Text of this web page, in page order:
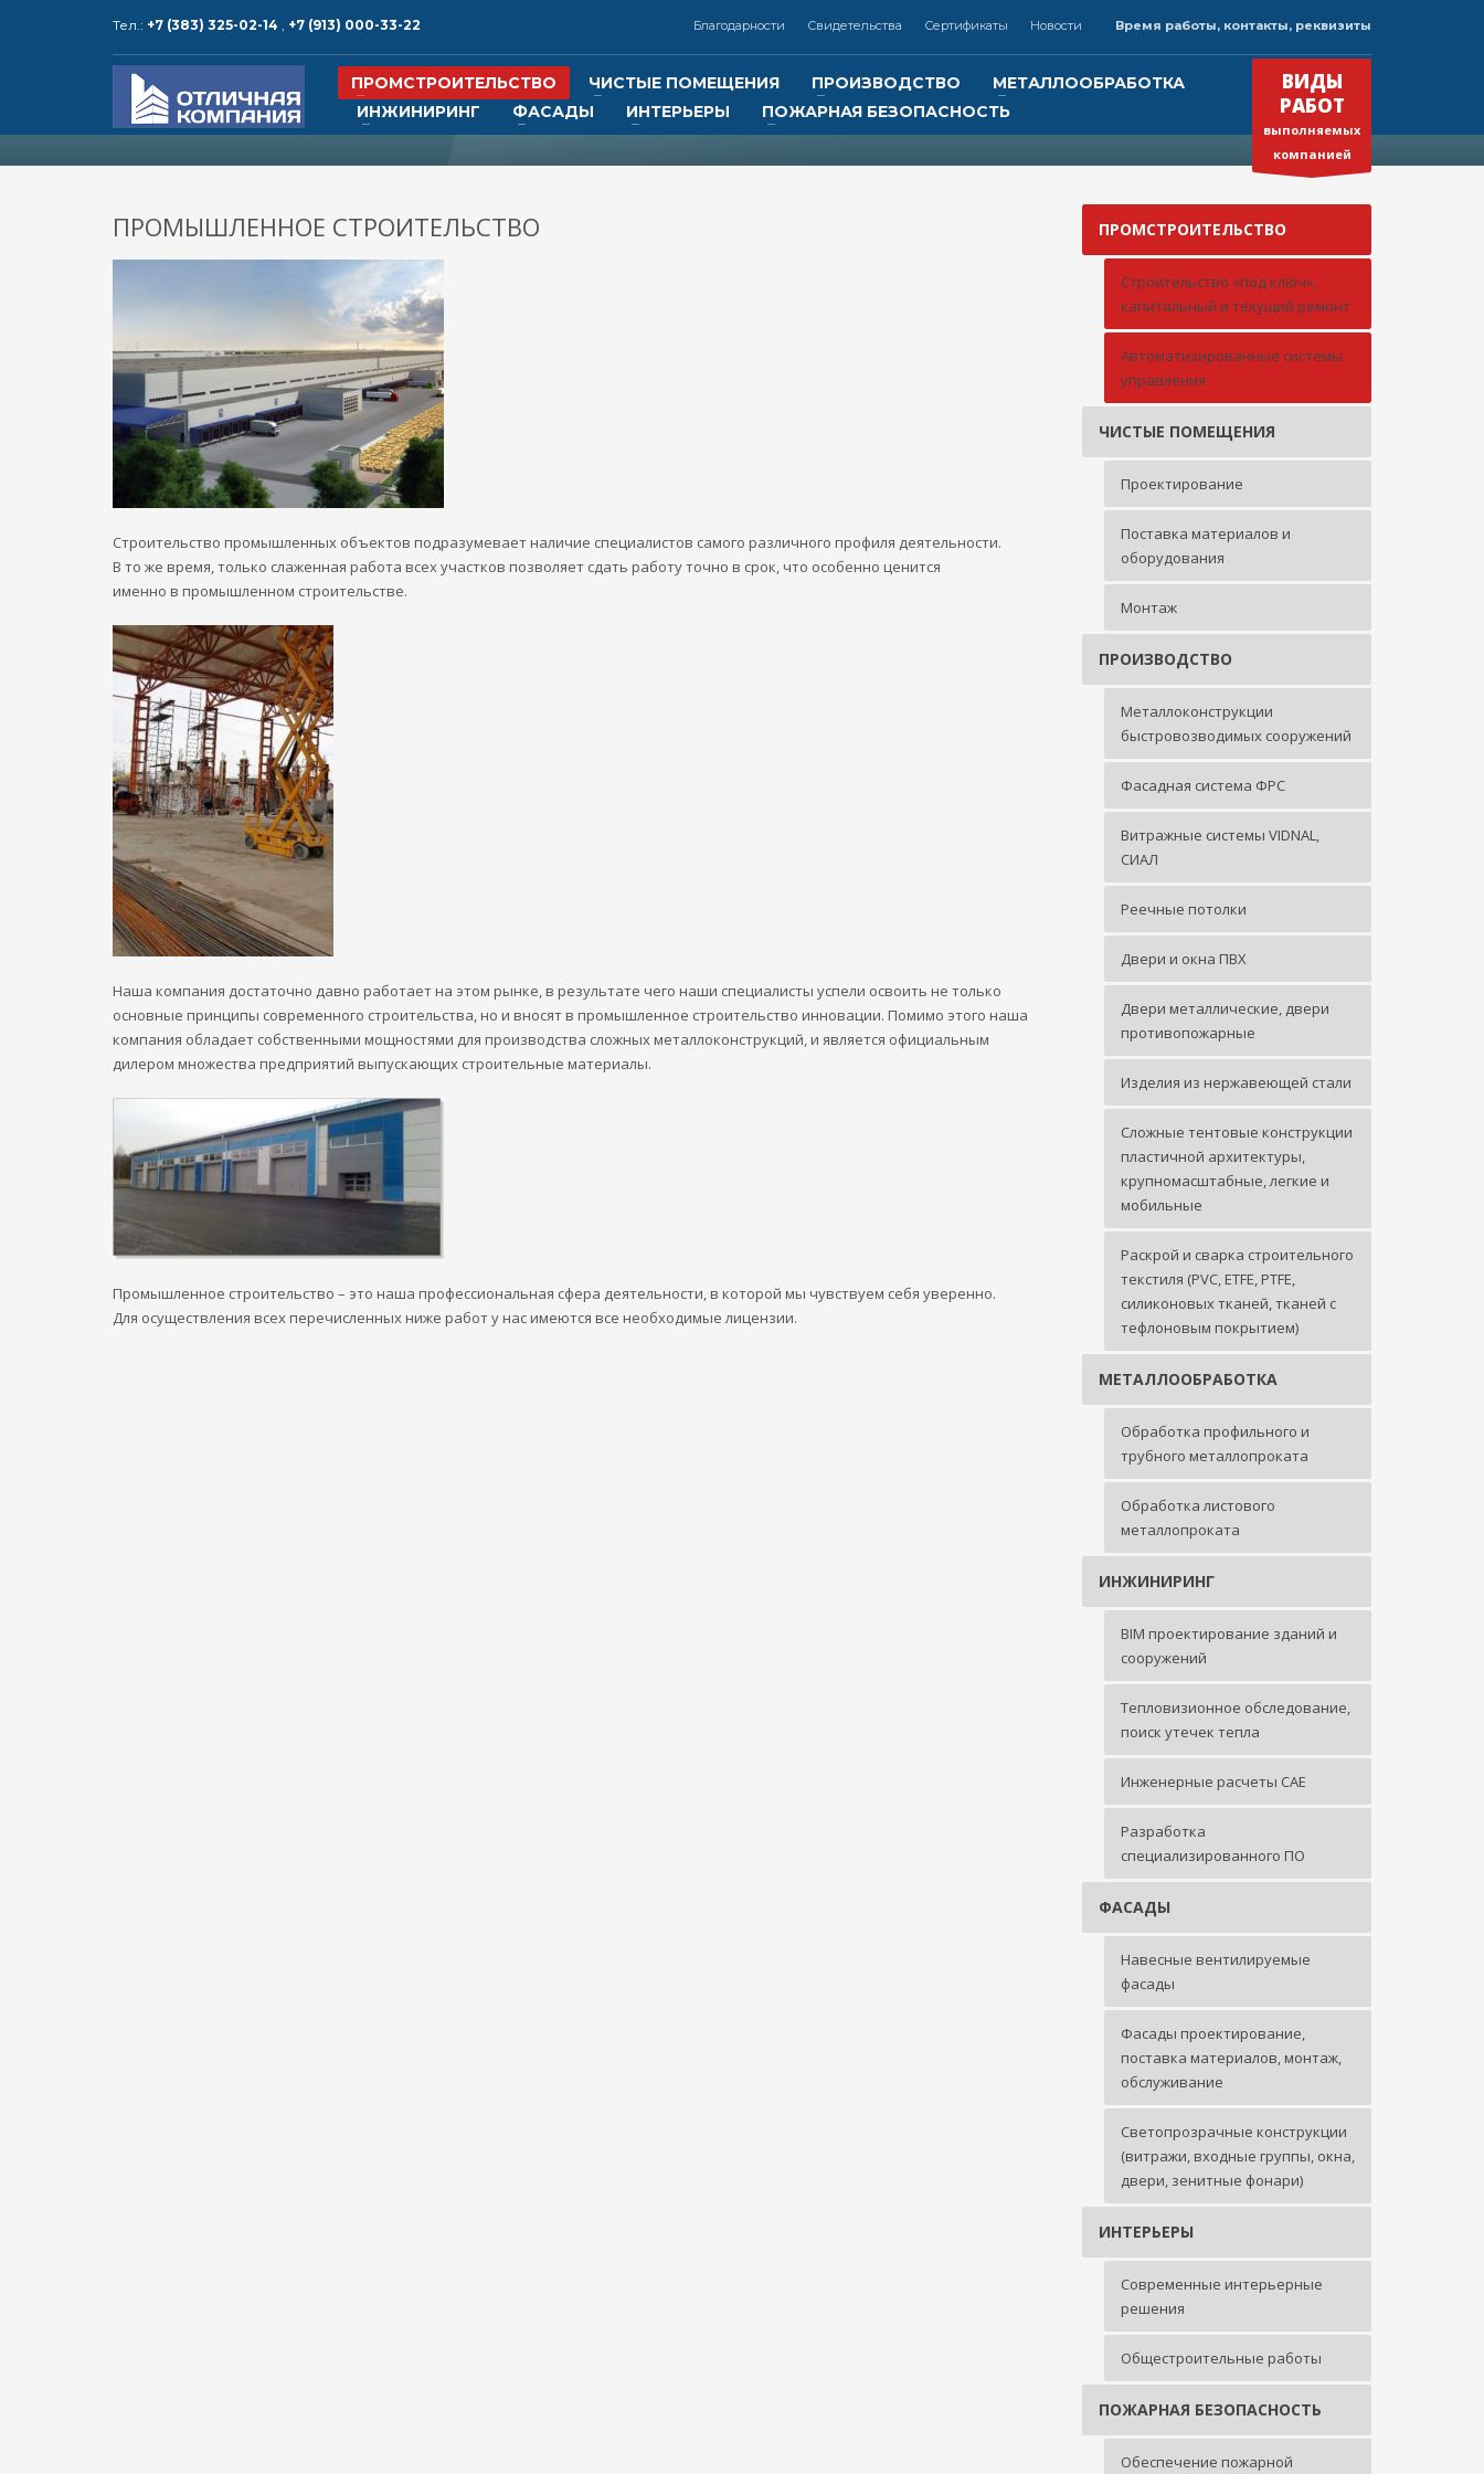
КОНТАКТЫ и РЕКВИЗИТЫ
1
Адрес:
2 Контакты:
Тел.: +7 (913) 000-33-22
электронная почта: info@otlcom.com
www.otlcom.ru
3
Реквизиты:
ВРЕМЯ РАБОТЫ
Будем рады Вашему звонку!
Тел.: +7 (383) 325-02-14 , +7 (913) 000-33-22 Благодарности Свидетельства Сертификаты Новости Время работы, контакты, реквизиты
ПРОМСТРОИТЕЛЬСТВО ЧИСТЫЕ ПОМЕЩЕНИЯ ПРОИЗВОДСТВО
МЕТАЛЛООБРАБОТКА
ИНЖИНИРИНГ
ФАСАДЫ ИНТЕРЬЕРЫ ПОЖАРНАЯ БЕЗОПАСНОСТЬ
ВИДЫ
РАБОТ
выполняемых
компанией
ПРОМЫШЛЕННОЕ СТРОИТЕЛЬСТВО
Строительство промышленных объектов подразумевает наличие специалистов самого различного профиля деятельности.
В то же время, только слаженная работа всех участков позволяет сдать работу точно в срок, что особенно ценится
именно в промышленном строительстве.
Наша компания достаточно давно работает на этом рынке, в результате чего наши специалисты успели освоить не только
основные принципы современного строительства, но и вносят в промышленное строительство инновации. Помимо этого наша
компания обладает собственными мощностями для производства сложных металлоконструкций, и является официальным
дилером множества предприятий выпускающих строительные материалы.
Промышленное строительство – это наша профессиональная сфера деятельности, в которой мы чувствуем себя уверенно.
Для осуществления всех перечисленных ниже работ у нас имеются все необходимые лицензии.
ПРОМСТРОИТЕЛЬСТВО
Строительство «под ключ»,
капитальный и текущий ремонт
Автоматизированные системы
управления
ЧИСТЫЕ ПОМЕЩЕНИЯ
Проектирование
Поставка материалов и
оборудования
Монтаж
ПРОИЗВОДСТВО
Металлоконструкции
быстровозводимых сооружений
Фасадная система ФРС
Витражные системы VIDNAL,
СИАЛ
Реечные потолки
Двери и окна ПВХ
Двери металлические, двери
противопожарные
Изделия из нержавеющей стали
Сложные тентовые конструкции
пластичной архитектуры,
крупномасштабные, легкие и
мобильные
Раскрой и сварка строительного
текстиля (PVC, ETFE, PTFE,
силиконовых тканей, тканей с
тефлоновым покрытием)
МЕТАЛЛООБРАБОТКА
Обработка профильного и
трубного металлопроката
Обработка листового
металлопроката
ИНЖИНИРИНГ
BIM проектирование зданий и
сооружений
Тепловизионное обследование,
поиск утечек тепла
Инженерные расчеты CAE
Разработка
специализированного ПО
ФАСАДЫ
Навесные вентилируемые
фасады
Фасады проектирование,
поставка материалов, монтаж,
обслуживание
Светопрозрачные конструкции
(витражи, входные группы, окна,
двери, зенитные фонари)
ИНТЕРЬЕРЫ
Современные интерьерные
решения
Общестроительные работы
ПОЖАРНАЯ БЕЗОПАСНОСТЬ
Обеспечение пожарной